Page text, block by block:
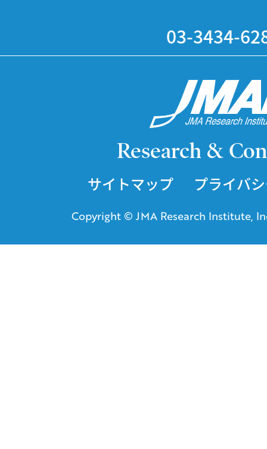
03-3434-
Research &
サイトマップ プライバ
Copyright © JMA Research Institute,